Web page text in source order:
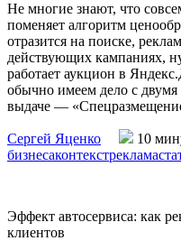
Не многие знают, что
поменяет алгоритм
отразится на поиске,
действующих кампаниях,
работает аукцион в
обычно имеем дело с
выдаче —
Сергей Яценко 10
бизнесаконтекстреклама
Эффект автосервиса: как
клиентов